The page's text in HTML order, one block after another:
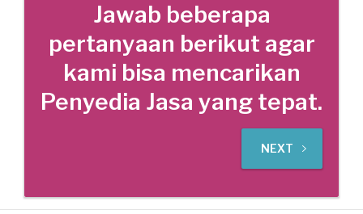
Jawab beberapa
pertanyaan berikut agar
kami bisa mencarikan
Penyedia Jasa yang tepat.
NEXT